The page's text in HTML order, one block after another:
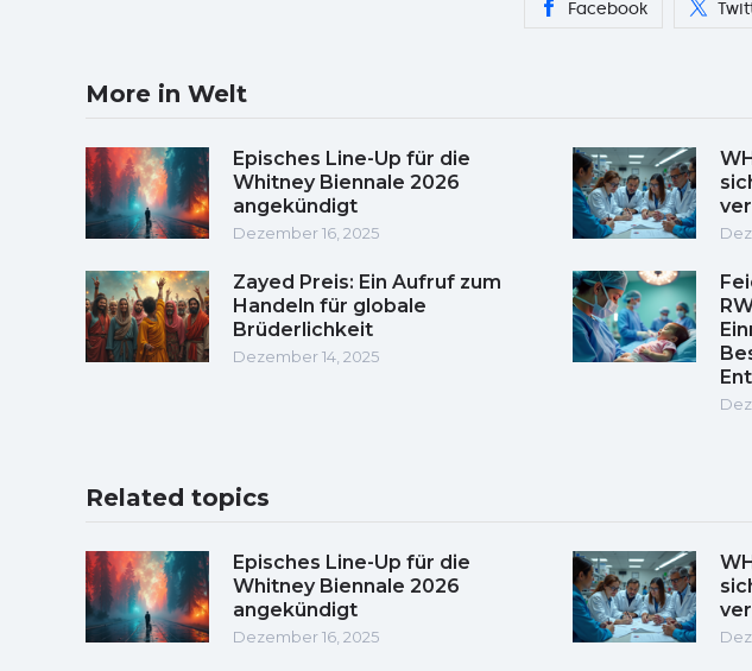
Facebook
More in Welt
Episches Line-Up für die
Whitney Biennale 2026
angekündigt
Dezember 16, 2025
Zayed Preis: Ein Aufruf zum
Handeln für globale
Brüderlichkeit
Dezember 14, 2025
Related topics
Episches Line-Up für die
Whitney Biennale 2026
angekündigt
Dezember 16, 2025